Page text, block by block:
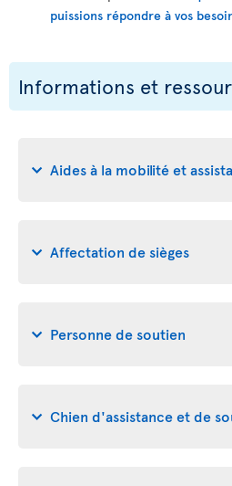
puissions répondre à vos
Informations et
Aides à la mobilité et
Affectation de sièges
Personne de soutien
Chien d'assistance et de